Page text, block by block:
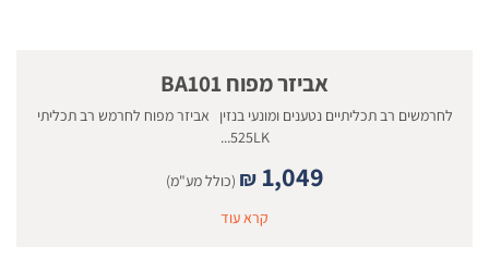
אביזר מפוח BA101
לחרמשים רב תכליתיים נטענים ומונעי בנזין אביזר מפוח לחרמש רב תכליתי
525LK...
₪ 1,049
(כולל מע"מ)
קרא עוד